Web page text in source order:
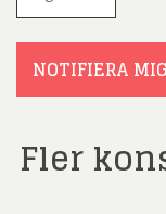
NOTIFIERA
Fler